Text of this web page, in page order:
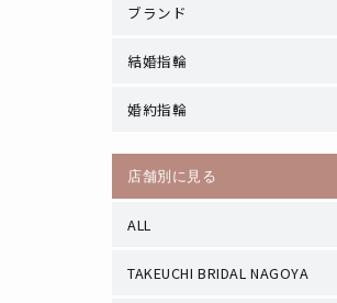
ブランド
結婚指輪
婚約指輪
店舗別に見る
ALL
TAKEUCHI BRIDAL NAGOYA